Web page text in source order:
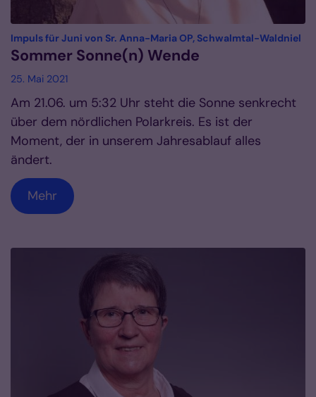
Impuls für Juni von Sr. Anna-Maria OP, Schwalmtal-Waldniel
Sommer Sonne(n) Wende
25. Mai 2021
Am 21.06. um 5:32 Uhr steht die Sonne senkrecht
über dem nördlichen Polarkreis. Es ist der
Moment, der in unserem Jahresablauf alles
ändert.
Mehr